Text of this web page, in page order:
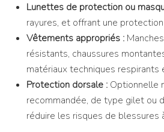
Lunettes de protection ou
rayures, et offrant une
Vêtements appropriés :
résistants, chaussures
matériaux techniques respirants
Protection dorsale : Optionnelle
recommandée, de type gilet ou
réduire les risques de blessures